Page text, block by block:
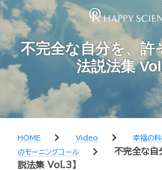
不完全な自分を、許
法説法集
HOME chevron_right Video chevron_right 幸福の
のモーニングコール
chevron_right
不完全な自
説法集 Vol.3】